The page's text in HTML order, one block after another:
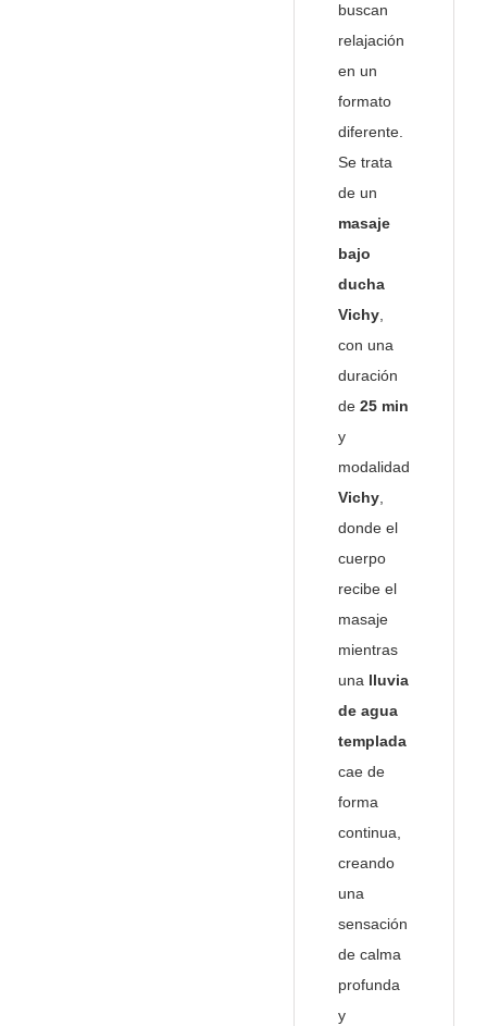
buscan
relajación
en un
formato
diferente.
Se trata
de un
masaje
bajo
ducha
Vichy,
con una
duración
de 25 min
y
modalidad
Vichy,
donde el
cuerpo
recibe el
masaje
mientras
una lluvia
de agua
templada
cae de
forma
continua,
creando
una
sensación
de calma
profunda
y